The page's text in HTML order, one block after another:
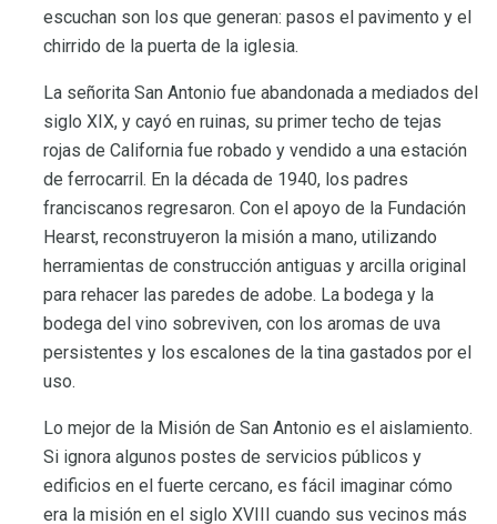
escuchan son los que generan: pasos el pavimento y el
chirrido de la puerta de la iglesia.
La señorita San Antonio fue abandonada a mediados del
siglo XIX, y cayó en ruinas, su primer techo de tejas
rojas de California fue robado y vendido a una estación
de ferrocarril. En la década de 1940, los padres
franciscanos regresaron. Con el apoyo de la Fundación
Hearst, reconstruyeron la misión a mano, utilizando
herramientas de construcción antiguas y arcilla original
para rehacer las paredes de adobe. La bodega y la
bodega del vino sobreviven, con los aromas de uva
persistentes y los escalones de la tina gastados por el
uso.
Lo mejor de la Misión de San Antonio es el aislamiento.
Si ignora algunos postes de servicios públicos y
edificios en el fuerte cercano, es fácil imaginar cómo
era la misión en el siglo XVIII cuando sus vecinos más